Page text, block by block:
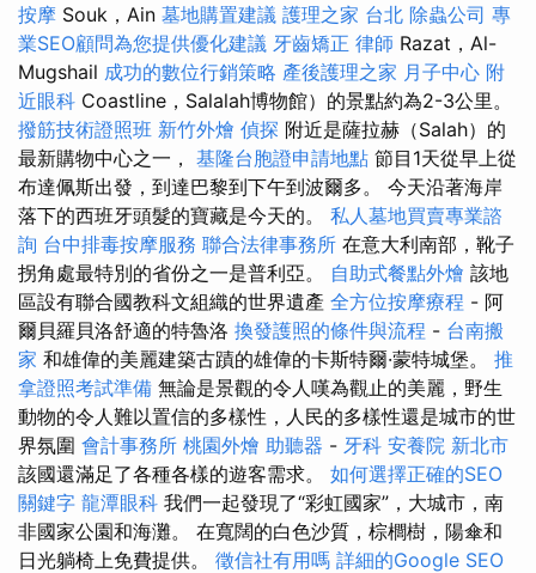
按摩 Souk，Ain 墓地購置建議 護理之家 台北 除蟲公司 專
業SEO顧問為您提供優化建議 牙齒矯正 律師 Razat，Al-
Mugshail 成功的數位行銷策略 產後護理之家 月子中心 附
近眼科 Coastline，Salalah博物館）的景點約為2-3公里。
撥筋技術證照班 新竹外燴 偵探 附近是薩拉赫（Salah）的
最新購物中心之一， 基隆台胞證申請地點 節目1天從早上從
布達佩斯出發，到達巴黎到下午到波爾多。 今天沿著海岸
落下的西班牙頭髮的寶藏是今天的。 私人墓地買賣專業諮
詢 台中排毒按摩服務 聯合法律事務所 在意大利南部，靴子
拐角處最特別的省份之一是普利亞。 自助式餐點外燴 該地
區設有聯合國教科文組織的世界遺產 全方位按摩療程 - 阿
爾貝羅貝洛舒適的特魯洛 換發護照的條件與流程 - 台南搬
家 和雄偉的美麗建築古蹟的雄偉的卡斯特爾·蒙特城堡。 推
拿證照考試準備 無論是景觀的令人嘆為觀止的美麗，野生
動物的令人難以置信的多樣性，人民的多樣性還是城市的世
界氛圍 會計事務所 桃園外燴 助聽器 - 牙科 安養院 新北市
該國還滿足了各種各樣的遊客需求。 如何選擇正確的SEO
關鍵字 龍潭眼科 我們一起發現了“彩虹國家”，大城市，南
非國家公園和海灘。 在寬闊的白色沙質，棕櫚樹，陽傘和
日光躺椅上免費提供。 徵信社有用嗎 詳細的Google SEO